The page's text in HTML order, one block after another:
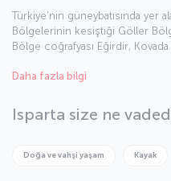
Türkiye'nin güneybatısında yer
Bölgelerinin kesiştiği Göller
Bölge coğrafyası Eğirdir,
Tarımın öne çıktığı kent,
ABD ve Ortadoğu’ya satılıyor.
olan Isparta huzur ve aynı
Daha fazla bilgi
Isparta size ne
Doğa ve vahşi yaşam Kayak